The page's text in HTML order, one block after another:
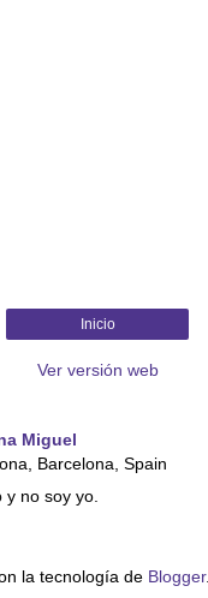
Inicio
Ver versión web
Miguel
Barcelona, Spain
y no soy yo.
la tecnología de Blogger.